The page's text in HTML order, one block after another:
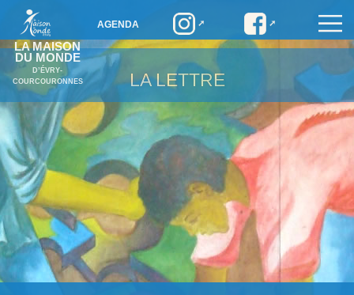
LA MAISON
DU MONDE
D’ÉVRY-
COURCOURONNES
AGENDA
LA LETTRE